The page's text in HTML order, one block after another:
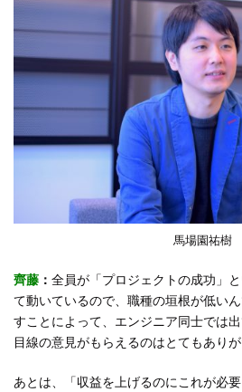
馬場園祐樹
齊藤 ： 全員が「プロジェクトの成功」
て動いているので、職種の垣根が低い
すことによって、エンジニア同士では
目線の意見がもらえるのはとてもありが
あとは、「収益を上げるのにこれが必